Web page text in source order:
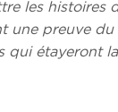
les histoires
une preuve du
qui étayeront